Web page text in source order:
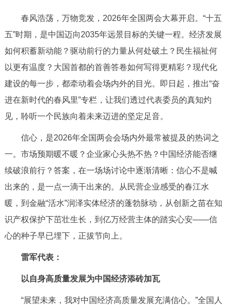
市领导 机构职能 政策服务
政策兑现 政策解读 回应关切
决策公开 专题公开
政务服务
中介服务 阳光政务
政民互动
12345网上接诉即办
春风浩荡，万物竞发，2026年全国两会大幕开启。“十五
五”时期，是中国迈向2035年远景目标的关键一程。经济发展
如何积蓄新动能？驱动前行的力量从何处破土？民生福祉何
以更有温度？大国首都的首善答卷如何写得更精彩？现代化
建设的每一步，都牵动着会场内外的目光。即日起，推出“奋
进在新时代的春风里”专栏，让我们透过代表委员的真知灼
见，聆听一个民族向着未来迈进的坚定足音。
信心，是2026年全国两会会场内外最常被提及的热词之
一。市场预期暖不暖？企业家心头热不热？中国经济能否继
续破浪前行？答案，在一场场讨论中逐渐清晰：信心不是喊
出来的，是一点一滴干出来的。从民营企业感受的春江水
暖，到金融“活水”润泽实体经济的蓬勃脉动，从创新之苗在知
识产权保护下茁壮生长，到亿万经营主体的踏实心安——信
心的种子早已埋下，正拔节向上。
雷军代表：
以自身高质量发展为中国经济添砖加瓦
“展望未来，我对中国经济高质量发展充满信心。”全国人